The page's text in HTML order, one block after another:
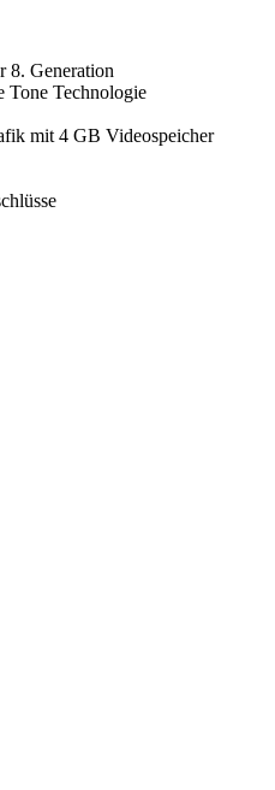
8. Generation
Tone Technologie
mit 4 GB Videospeicher